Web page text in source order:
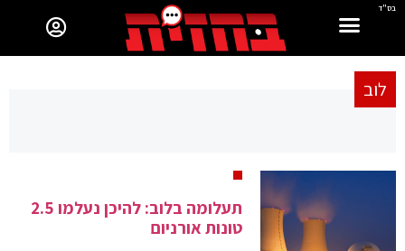
בס"ד
לוב
תעלומה בלוב: להיכן נעלמו 2.5
טונות אורניום